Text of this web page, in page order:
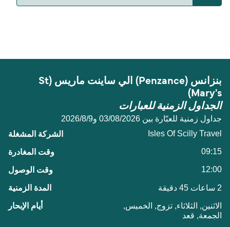
الأليفة على العبّارة مع:
بنزانس (Penzance) الي ساينت ماريس (St
Mary's)
الجداول الزمنية للعبارات
جداول زمنية للعبّارة بين 03/08/2026 و9‏/8‏/2026
Isles Of Scilly Travel
09:15
12:00
2 ساعات 45 دقيقة
الاثنين, الثلاثاء, تزوج, الخميس,
الجمعة, قعد